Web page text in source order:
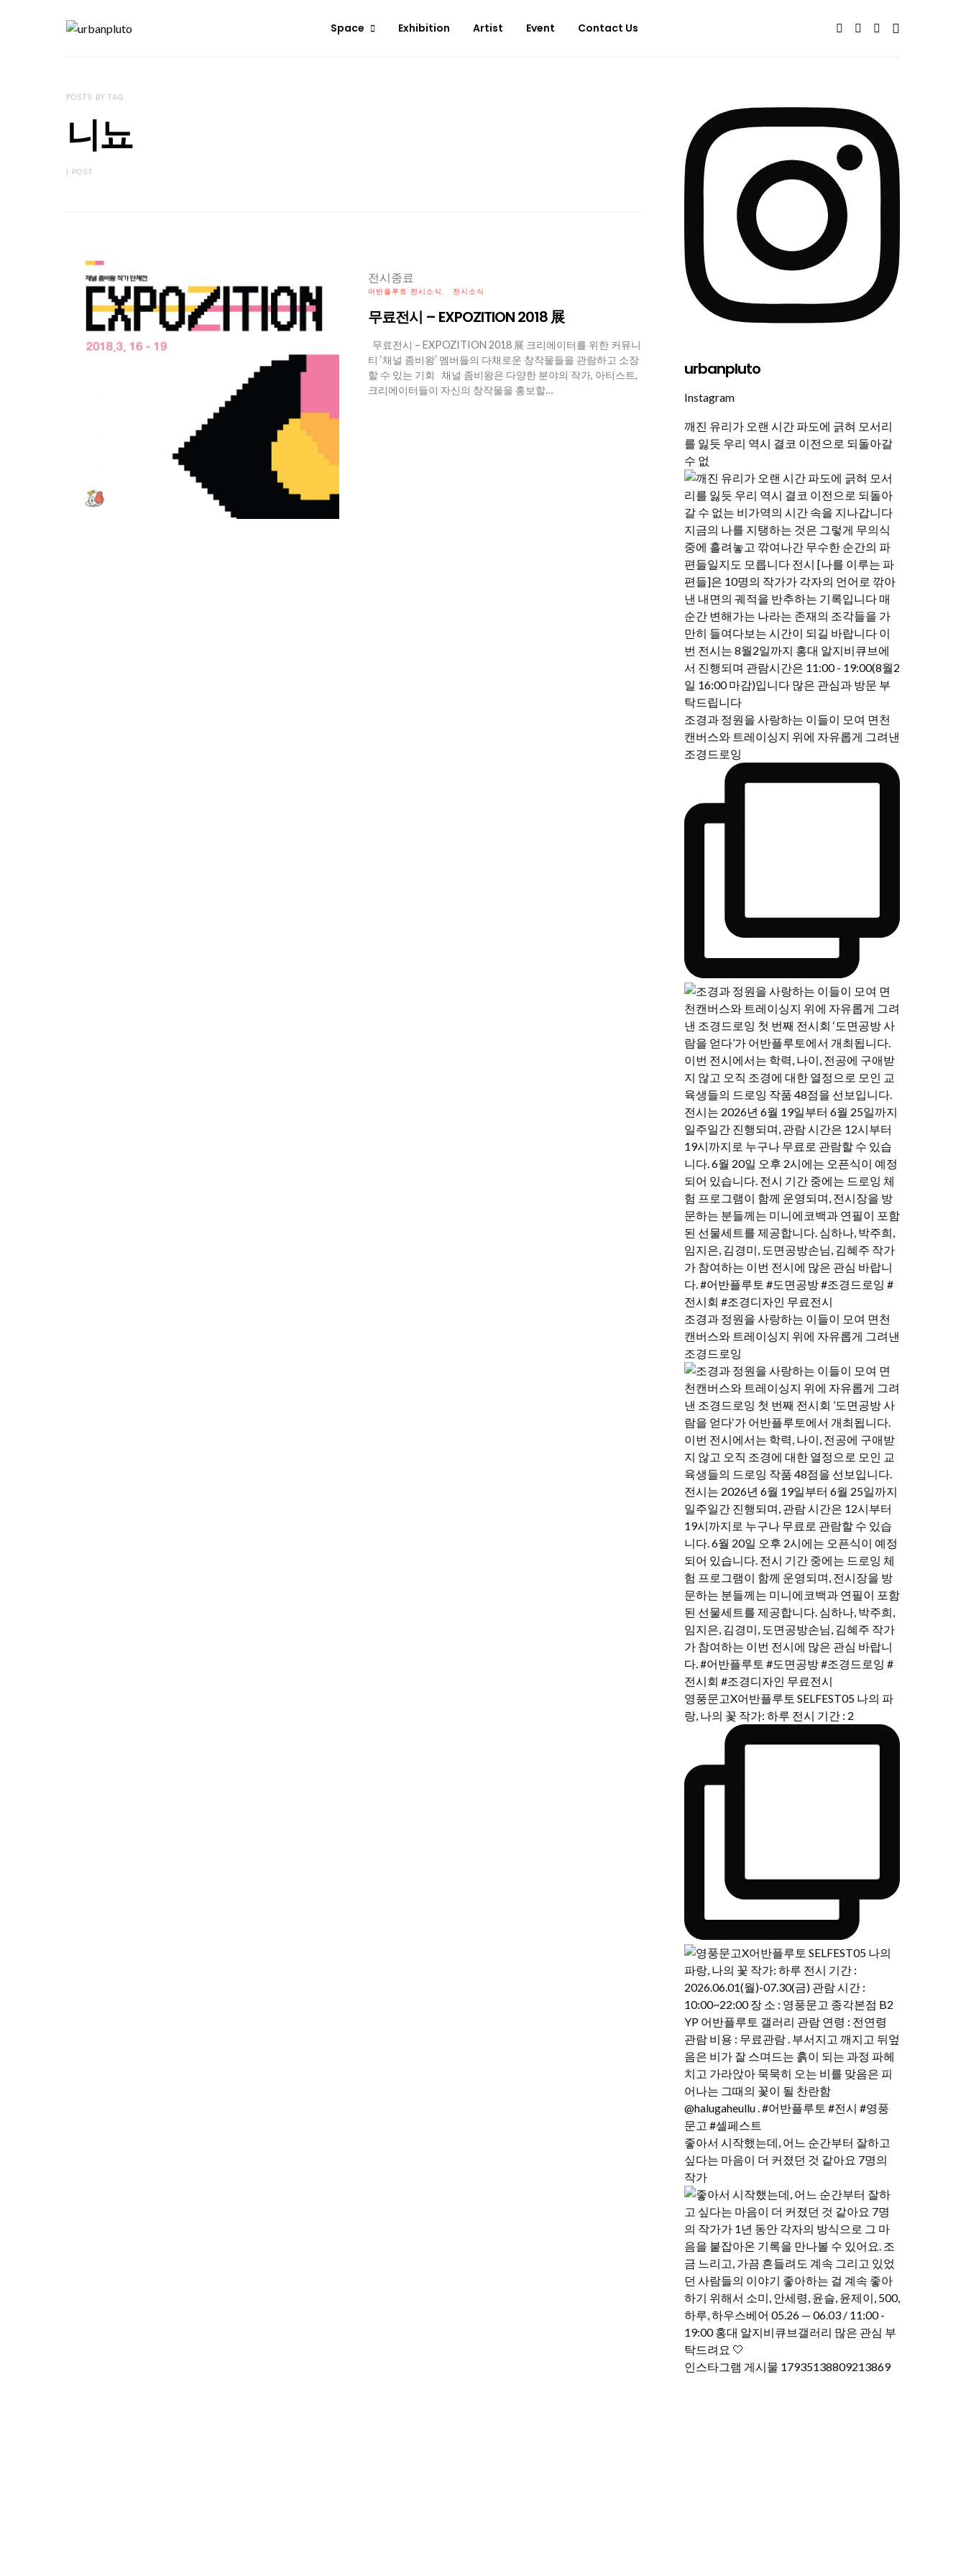
Space Exhibition Artist Event Contact Us
POSTS BY TAG
니뇨
1 POST
전시종료
어반플루토 전시소식 전시소식
무료전시 – EXPOZITION 2018 展
무료전시 – EXPOZITION 2018 展 크리에이터를 위한 커뮤니
티 ‘채널 좀비왕’ 멤버들의 다채로운 창작물들을 관람하고 소장
할 수 있는 기회 채널 좀비왕은 다양한 분야의 작가, 아티스트,
크리에이터들이 자신의 창작물을 홍보할…
urbanpluto
Instagram
깨진 유리가 오랜 시간 파도에 긁혀 모서리
를 잃듯 우리 역시 결코 이전으로 되돌아갈
수 없
조경과 정원을 사랑하는 이들이 모여 면천
캔버스와 트레이싱지 위에 자유롭게 그려낸
조경드로잉
조경과 정원을 사랑하는 이들이 모여 면천
캔버스와 트레이싱지 위에 자유롭게 그려낸
조경드로잉
영풍문고X어반플루토 SELFEST05 나의 파
랑, 나의 꽃 작가: 하루 전시 기간 : 2
좋아서 시작했는데, 어느 순간부터 잘하고
싶다는 마음이 더 커졌던 것 같아요 7명의
작가
인스타그램 게시물 17935138809213869